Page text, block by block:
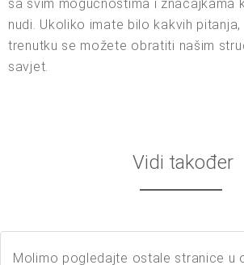
sa svim mogućnostima i značajkama
nudi. Ukoliko imate bilo kakvih
trenutku se možete obratiti našim
savjet.
Vidi također
Molimo pogledajte ostale stranice u